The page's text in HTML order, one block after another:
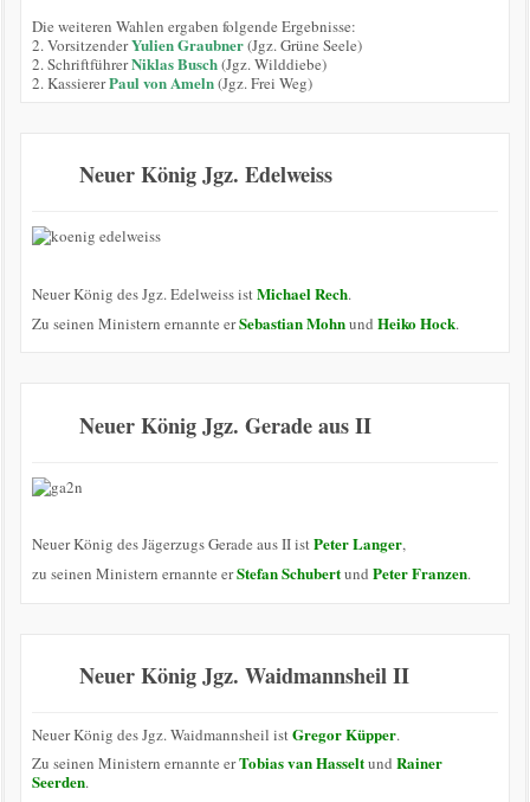
Die weiteren Wahlen ergaben folgende Ergebnisse:
2. VorsitzenderYulien Graubner(Jgz. Grüne Seele)
2. SchriftführerNiklas Busch(Jgz. Wilddiebe)
2. KassiererPaul von Ameln(Jgz. Frei Weg)
Neuer König Jgz. Edelweiss
Neuer König des Jgz. Edelweiss istMichael Rech.
Zu seinen Ministern ernannte erSebastian Mohnund Heiko Hock.
Neuer König Jgz. Gerade aus II
Neuer König des Jägerzugs Gerade aus II istPeter Langer,
zu seinen Ministern ernannte erStefan Schubertund Peter Franzen.
Neuer König Jgz. Waidmannsheil II
Neuer König des Jgz. Waidmannsheil istGregor Küpper.
Zu seinen Ministern ernannte erTobias van Hasseltund Rainer
Seerden.